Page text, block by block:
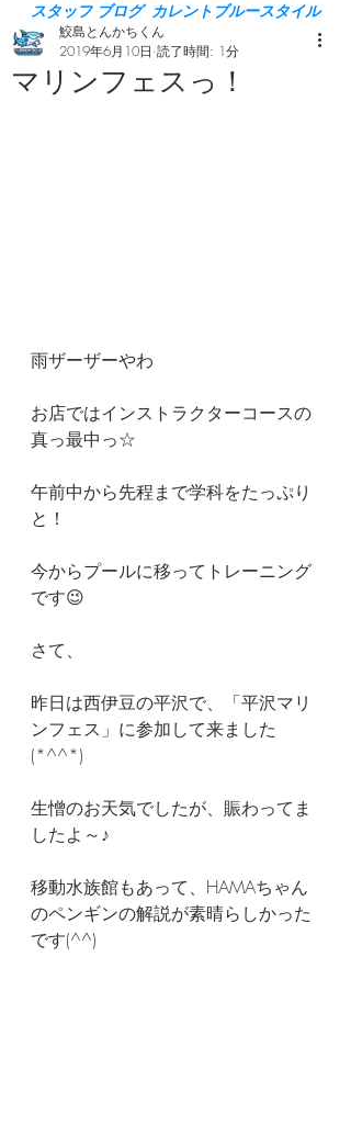
スタッフ ブログ カレントブルースタイル
マリンフェスっ！
鮫島とんかちくん
2019年6月10日 読了時間: 1分
雨ザーザーやわ
お店ではインストラクターコースの
真っ最中っ☆
午前中から先程まで学科をたっぷり
と！
今からプールに移ってトレーニング
です😉
さて、
昨日は西伊豆の平沢で、「平沢マリ
ンフェス」に参加して来ました
(*^^*)
生憎のお天気でしたが、賑わってま
したよ～♪
移動水族館もあって、HAMAちゃん
のペンギンの解説が素晴らしかった
です(^^)